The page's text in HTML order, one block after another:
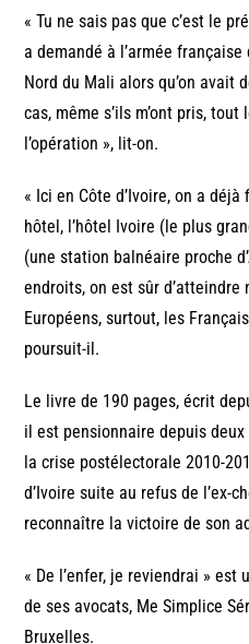
« Tu ne sais pas que c’est le
a demandé à l’armée
Nord du Mali alors qu’on avait
cas, même s’ils m’ont pris,
l’opération », lit-on.
« Ici en Côte d’Ivoire, on a
hôtel, l’hôtel Ivoire (le plus
(une station balnéaire proche
endroits, on est sûr
Européens, surtout, les
poursuit-il.
Le livre de 190 pages, écrit
il est pensionnaire depuis
la crise postélectorale 2010-
d’Ivoire suite au refus de l’ex-
reconnaître la victoire de son
« De l’enfer, je reviendrai » est
de ses avocats, Me Simplice
Bruxelles.